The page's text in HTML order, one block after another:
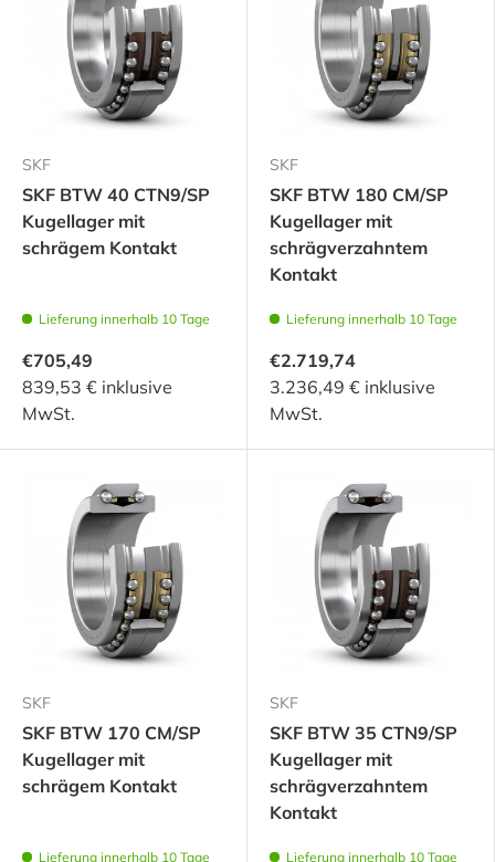
SKF
SKF BTW 40 CTN9/SP
Kugellager mit
schrägem Kontakt
Lieferung innerhalb 10 Tage
€705,49
839,53 € inklusive
MwSt.
SKF
SKF BTW 180 CM/SP
Kugellager mit
schrägverzahntem
Kontakt
Lieferung innerhalb 10 Tage
€2.719,74
3.236,49 € inklusive
MwSt.
SKF
SKF BTW 170 CM/SP
Kugellager mit
schrägem Kontakt
Lieferung innerhalb 10 Tage
SKF
SKF BTW 35 CTN9/SP
Kugellager mit
schrägverzahntem
Kontakt
Lieferung innerhalb 10 Tage